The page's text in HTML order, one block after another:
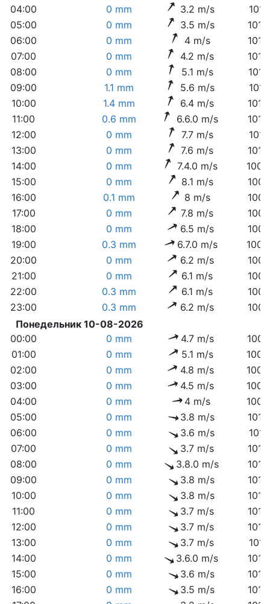
04:00
0 mm 3.2 m/s
05:00
0 mm 3.5 m/s
06:00
0 mm 4 m/s
07:00
0 mm 4.2 m/s
08:00
0 mm 5.1 m/s
09:00
1.1 mm 5.6 m/s
10:00
1.4 mm 6.4 m/s
11:00
0.6 mm 6.6.0 m/s
12:00
0 mm 7.7 m/s
13:00
0 mm 7.6 m/s
14:00
0 mm 7.4.0 m/s
15:00
0 mm 8.1 m/s
16:00
0.1 mm 8 m/s
17:00
0 mm 7.8 m/s
18:00
0 mm 6.5 m/s
19:00
0.3 mm 6.7.0 m/s
20:00
0 mm 6.2 m/s
21:00
0 mm 6.1 m/s
22:00
0.3 mm 6.1 m/s
23:00
0.3 mm 6.2 m/s
Понедельник 10-08-2026
00:00
0 mm 4.7 m/s
01:00
0 mm 5.1 m/s
02:00
0 mm 4.8 m/s
03:00
0 mm 4.5 m/s
04:00
0 mm 4 m/s
05:00
0 mm 3.8 m/s
06:00
0 mm 3.6 m/s
07:00
0 mm 3.7 m/s
08:00
0 mm 3.8.0 m/s
09:00
0 mm 3.8 m/s
10:00
0 mm 3.8 m/s
11:00
0 mm 3.7 m/s
12:00
0 mm 3.7 m/s
13:00
0 mm 3.7 m/s
14:00
0 mm 3.6.0 m/s
15:00
0 mm 3.6 m/s
16:00
0 mm 3.5 m/s